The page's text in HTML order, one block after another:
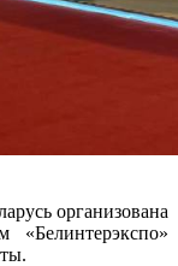
организована